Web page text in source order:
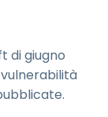
di giugno